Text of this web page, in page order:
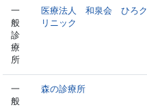
一
般
診
療
所
医療法人 和泉会 ひろク
リニック
一
般
森の診療所